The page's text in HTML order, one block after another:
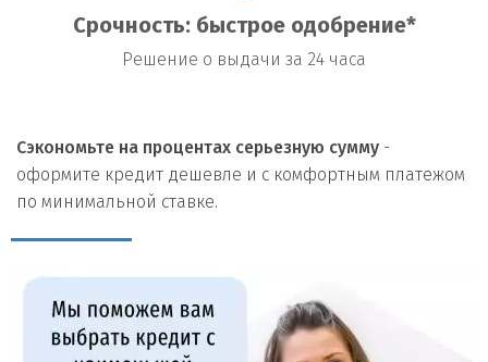
Срочность: быстрое одобрение*
Решение о выдачи за 24 часа
Сэкономьте на процентах серьезную сумму -
оформите кредит дешевле и с комфортным платежом
по минимальной ставке.